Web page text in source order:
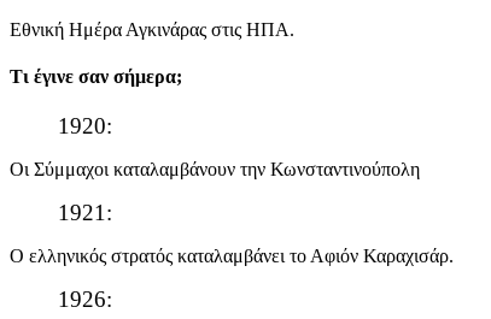
Εθνική Ημέρα Αγκινάρας στις ΗΠΑ.
Τι έγινε σαν σήμερα;
1920:
Οι Σύμμαχοι καταλαμβάνουν την Κωνσταντινούπολη
1921:
Ο ελληνικός στρατός καταλαμβάνει το Αφιόν Καραχισάρ.
1926: